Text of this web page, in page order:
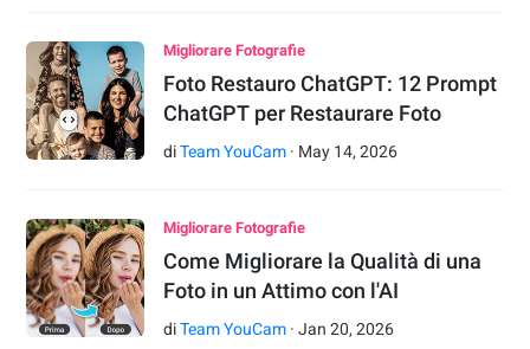
Migliorare Fotografie
Foto Restauro ChatGPT: 12 Prompt
ChatGPT per Restaurare Foto
diTeam YouCam · May 14,2026
Migliorare Fotografie
Come Migliorare la Qualità di una
Foto in un Attimo con l'AI
diTeam YouCam ·Jan 20,2026